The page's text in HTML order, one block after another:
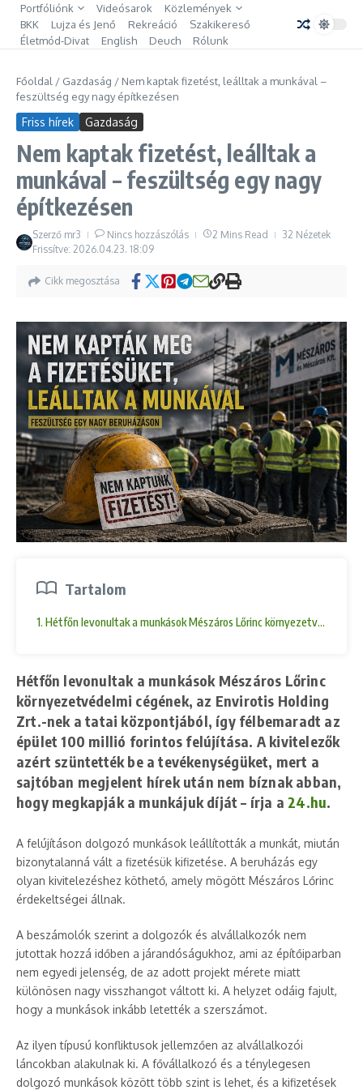
Ugrás a tartalomhoz
Portfóliónk Videósarok
Közlemények
BKK
Lujza és Jenő Rekreáció
Szakikereső
Életmód-Divat
English Deuch Rólunk
Főoldal / Gazdaság / Nem kaptak fizetést, leálltak a munkával –
feszültség egy nagy építkezésen
Friss hírek Gazdaság
Nem kaptak fizetést, leálltak a
munkával – feszültség egy nagy
építkezésen
Szerző mr3 Nincs hozzászólás 2 Mins Read
32 Nézetek
Frissítve: 2026.04.23. 18:09
Cikk megosztása
Tartalom
1. Hétfőn levonultak a munkások Mészáros Lőrinc környezetvédelmi
Hétfőn levonultak a munkások Mészáros Lőrinc
környezetvédelmi cégének, az Envirotis Holding
Zrt.-nek a tatai központjából, így félbemaradt az
épület 100 millió forintos felújítása. A kivitelezők
azért szüntették be a tevékenységüket, mert a
sajtóban megjelent hírek után nem bíznak abban,
hogy megkapják a munkájuk díját – írja a 24.hu.
A felújításon dolgozó munkások leállították a munkát, miután
bizonytalanná vált a fizetésük kifizetése. A beruházás egy
olyan kivitelezéshez köthető, amely mögött Mészáros Lőrinc
érdekeltségei állnak.
A beszámolók szerint a dolgozók és alvállalkozók nem
jutottak hozzá időben a járandóságukhoz, ami az építőiparban
nem egyedi jelenség, de az adott projekt mérete miatt
különösen nagy visszhangot váltott ki. A helyzet odáig fajult,
hogy a munkások inkább letették a szerszámot.
Az ilyen típusú konfliktusok jellemzően az alvállalkozói
láncokban alakulnak ki. A fővállalkozó és a ténylegesen
dolgozó munkások között több szint is lehet, és a kifizetések